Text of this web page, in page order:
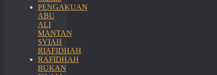
PENGAKUAN
ABU
ALI
MANTAN
SYIAH
RIAFIDHAH
RAFIDHAH
BUKAN